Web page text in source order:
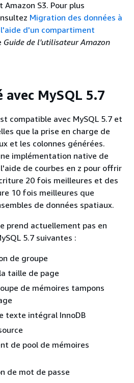
S3. Pour plus
Migration des données à
d'un compartiment
Guide de l'utilisateur Amazon
MySQL 5.7
compatible avec MySQL 5.7 et
que la prise en charge de
et les colonnes générées.
implémentation native de
de courbes en z pour offrir
20 fois meilleures et des
10 fois meilleures que
de données spatiaux.
prend actuellement pas en
5.7 suivantes :
de groupe
taille de page
de mémoires tampons
texte intégral InnoDB
de pool de mémoires
de mot de passe